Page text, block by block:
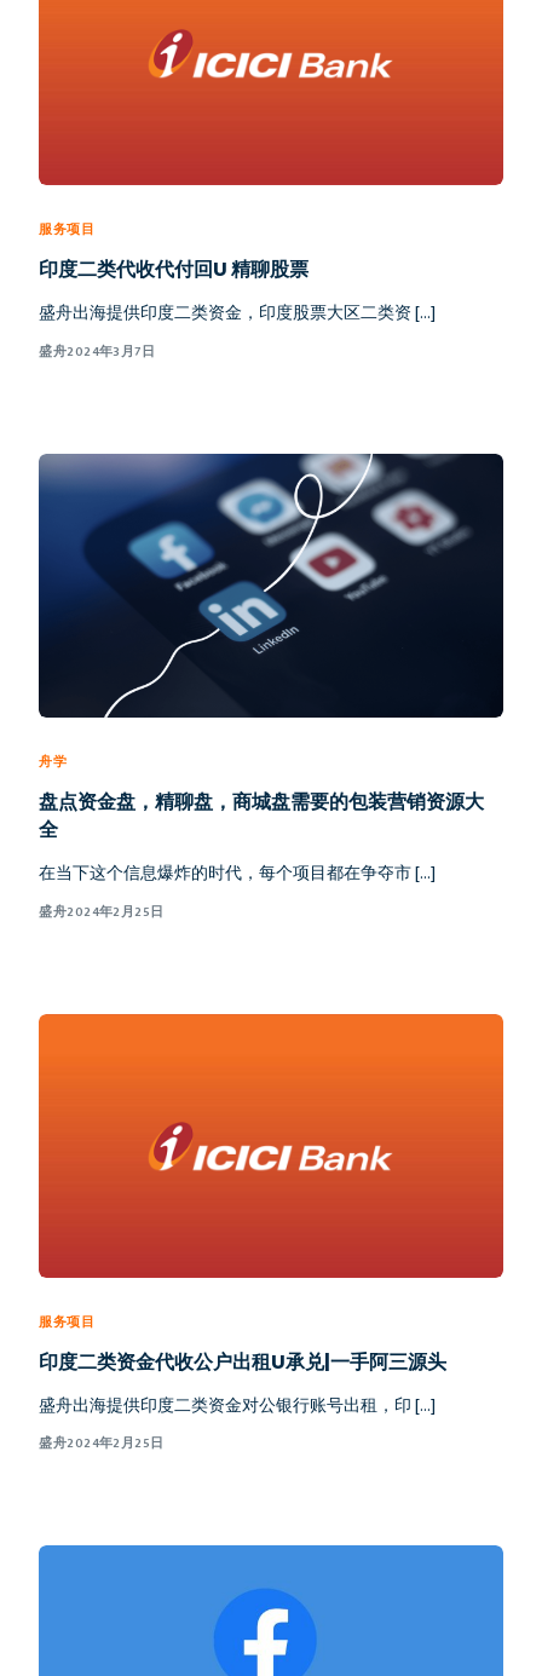
服务项目
印度二类代收代付回U 精聊股票
盛舟出海提供印度二类资金，印度股票大区二类资 […]
盛舟2024年3月7日
舟学
盘点资金盘，精聊盘，商城盘需要的包装营销资源大
全
在当下这个信息爆炸的时代，每个项目都在争夺市 […]
盛舟2024年2月25日
服务项目
印度二类资金代收公户出租U承兑|一手阿三源头
盛舟出海提供印度二类资金对公银行账号出租，印 […]
盛舟2024年2月25日